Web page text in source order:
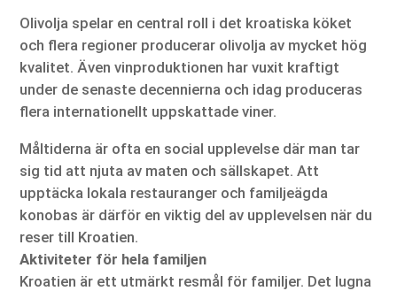
Olivolja spelar en central roll i det kroatiska köket
och flera regioner producerar olivolja av mycket hög
kvalitet. Även vinproduktionen har vuxit kraftigt
under de senaste decennierna och idag produceras
flera internationellt uppskattade viner.
Måltiderna är ofta en social upplevelse där man tar
sig tid att njuta av maten och sällskapet. Att
upptäcka lokala restauranger och familjeägda
konobas är därför en viktig del av upplevelsen när du
reser till Kroatien.
Aktiviteter för hela familjen
Kroatien är ett utmärkt resmål för familjer. Det lugna